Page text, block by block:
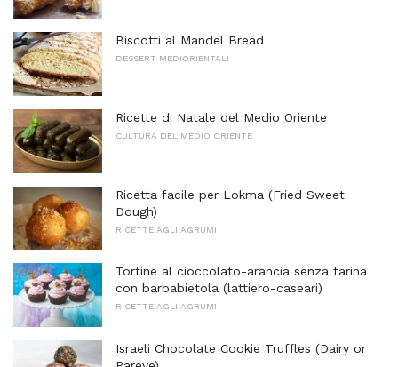
Biscotti al Mandel Bread
DESSERT MEDIORIENTALI
Ricette di Natale del Medio Oriente
CULTURA DEL MEDIO ORIENTE
Ricetta facile per Lokma (Fried Sweet
Dough)
RICETTE AGLI AGRUMI
Tortine al cioccolato-arancia senza farina
con barbabietola (lattiero-caseari)
RICETTE AGLI AGRUMI
Israeli Chocolate Cookie Truffles (Dairy or